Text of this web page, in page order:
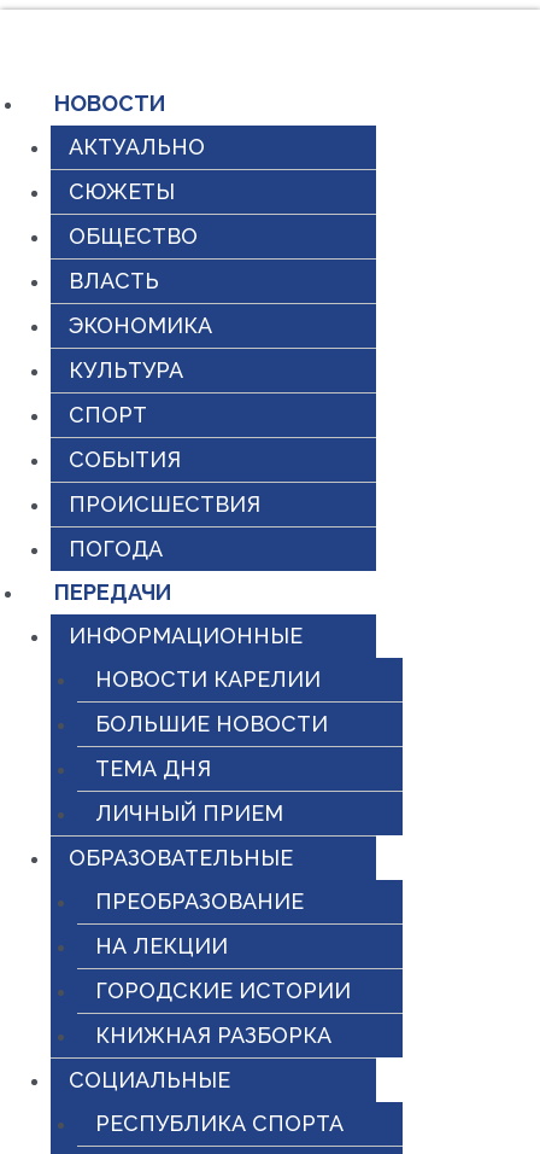
содержимому
НОВОСТИ
АКТУАЛЬНО
СЮЖЕТЫ
ОБЩЕСТВО
ВЛАСТЬ
ЭКОНОМИКА
КУЛЬТУРА
СПОРТ
СОБЫТИЯ
ПРОИСШЕСТВИЯ
ПОГОДА
ПЕРЕДАЧИ
ИНФОРМАЦИОННЫЕ
НОВОСТИ КАРЕЛИИ
БОЛЬШИЕ НОВОСТИ
ТЕМА ДНЯ
ЛИЧНЫЙ ПРИЕМ
ОБРАЗОВАТЕЛЬНЫЕ
ПРЕОБРАЗОВАНИЕ
НА ЛЕКЦИИ
ГОРОДСКИЕ ИСТОРИИ
КНИЖНАЯ РАЗБОРКА
СОЦИАЛЬНЫЕ
РЕСПУБЛИКА СПОРТА